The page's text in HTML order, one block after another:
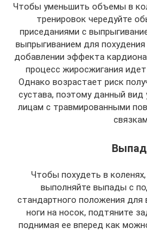
Чтобы уменьшить объемы в
тренировок чередуйте
приседаниями с
выпрыгиванием для
добавлении эффекта
процесс жиросжигания
Однако возрастает риск
сустава, поэтому данный вид
лицам с травмированными
Чтобы похудеть в
выполняйте выпады с
стандартного положения для
ноги на носок, подтяните
поднимая ее вперед как